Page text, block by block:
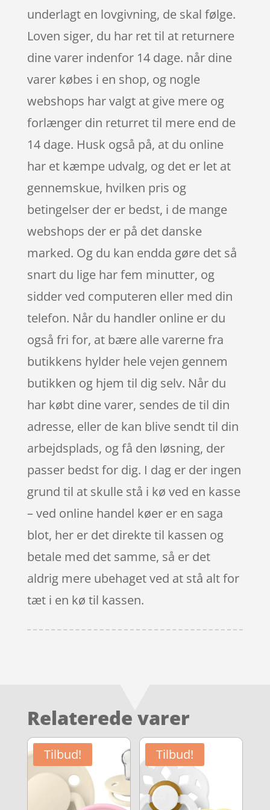
underlagt en lovgivning, de skal følge.
Loven siger, du har ret til at returnere
dine varer indenfor 14 dage. når dine
varer købes i en shop, og nogle
webshops har valgt at give mere og
forlænger din returret til mere end de
14 dage. Husk også på, at du online
har et kæmpe udvalg, og det er let at
gennemskue, hvilken pris og
betingelser der er bedst, i de mange
webshops der er på det danske
marked. Og du kan endda gøre det så
snart du lige har fem minutter, og
sidder ved computeren eller med din
telefon. Når du handler online er du
også fri for, at bære alle varerne fra
butikkens hylder hele vejen gennem
butikken og hjem til dig selv. Når du
har købt dine varer, sendes de til din
adresse, eller de kan blive sendt til din
arbejdsplads, og få den løsning, der
passer bedst for dig. I dag er der ingen
grund til at skulle stå i kø ved en kasse
– ved online handel køer er en saga
blot, her er det direkte til kassen og
betale med det samme, så er det
aldrig mere ubehaget ved at stå alt for
tæt i en kø til kassen.
Relaterede varer
Tilbud! Tilbud!